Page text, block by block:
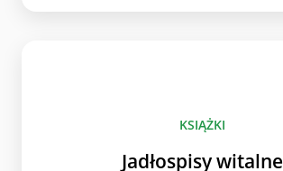
KSIĄŻKI
Jadłospisy witalne